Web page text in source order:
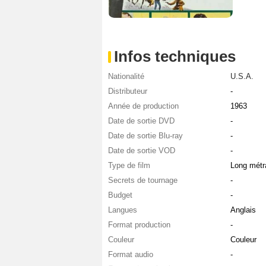
Infos techniques
Nationalité
U.S.A.
Distributeur
-
Année de production
1963
Date de sortie DVD
-
Date de sortie Blu-ray
-
Date de sortie VOD
-
Type de film
Long
Secrets de tournage
-
Budget
-
Langues
Anglais
Format production
-
Couleur
Couleur
Format audio
-